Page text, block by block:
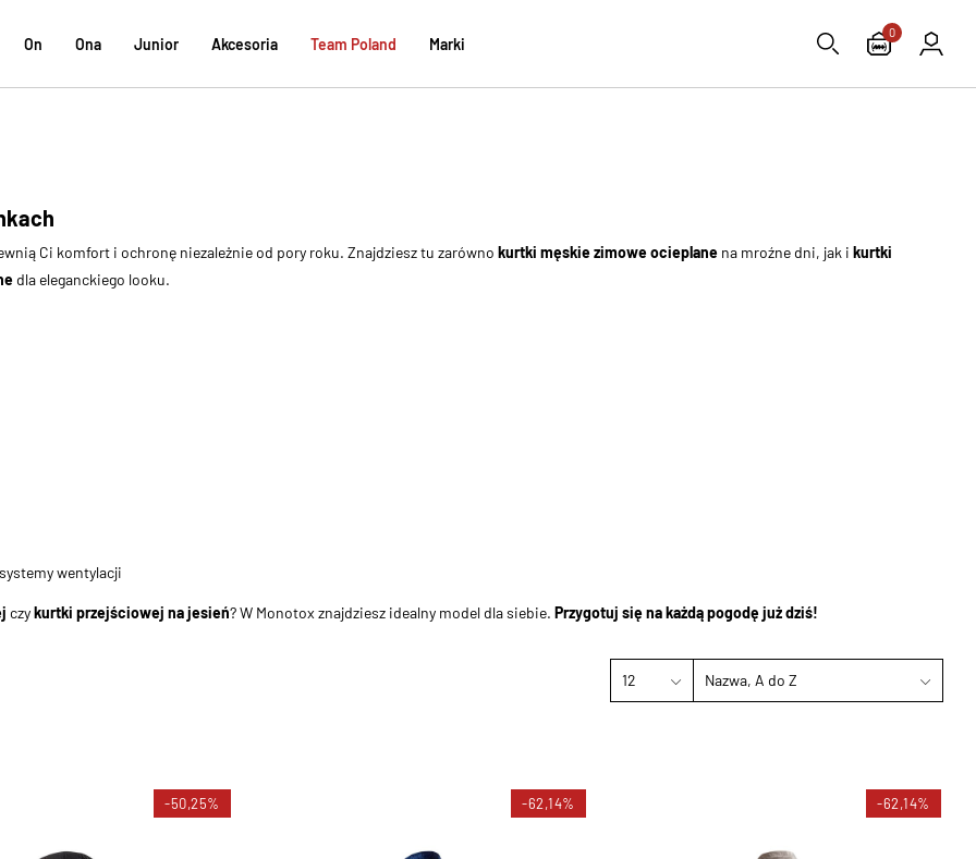
On Ona Junior Akcesoria Team Poland Marki
0
Ci komfort i ochronę niezależnie od pory roku. Znajdziesz tu zarówno kurtki męskie zimowe ocieplane na mroźne dni, jak i kurtki
dla eleganckiego looku.
wentylacji
czykurtki przejściowej na jesień? W Monotox znajdziesz idealny model dla siebie. Przygotuj się na każdą pogodę już dziś!
12 Nazwa, A do Z
-50,25% -62,14% -62,14%